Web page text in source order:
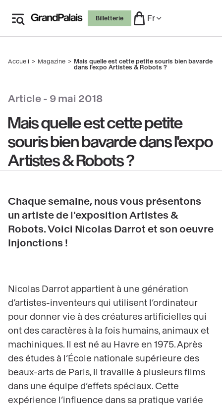
contenu
Billetterie Fr
Fil
Accueil Magazine
Mais quelle est cette petite souris bien bavarde
dans l'expo Artistes & Robots ?
Article - 9 mai 2018
Mais quelle est cette petite
souris bien bavarde dans l'expo
Artistes & Robots ?
Chaque semaine, nous vous présentons
un artiste de l'exposition Artistes &
Robots. Voici Nicolas Darrot et son oeuvre
Injonctions !
Nicolas Darrot appartient à une génération
d’artistes-inventeurs qui utilisent l’ordinateur
pour donner vie à des créatures artificielles qui
ont des caractères à la fois humains, animaux et
machiniques. Il est né au Havre en 1975. Après
des études à l’École nationale supérieure des
beaux-arts de Paris, il travaille à plusieurs films
dans une équipe d’effets spéciaux. Cette
expérience l’influence dans sa pratique variée